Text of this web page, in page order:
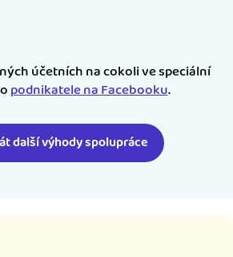
účetních na cokoli ve speciální
podnikatele na Facebooku.
další výhody spolupráce